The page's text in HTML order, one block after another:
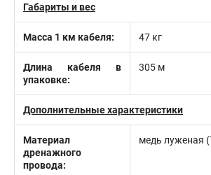
Габариты и вес
Масса 1 км кабеля: 47 кг
Длина кабеля в
упаковке:
305 м
Дополнительные характеристики
Материал
дренажного
провода:
медь луженая